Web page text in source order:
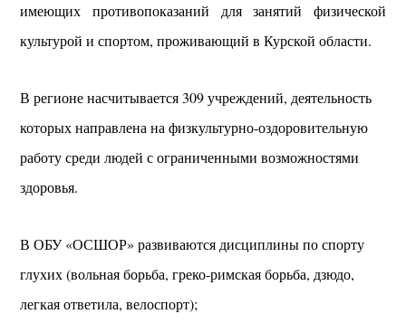
имеющих противопоказаний для занятий физической
культурой и спортом, проживающий в Курской области.
В регионе насчитывается 309 учреждений, деятельность
которых направлена на физкультурно-оздоровительную
работу среди людей с ограниченными возможностями
здоровья.
В ОБУ «ОСШОР» развиваются дисциплины по спорту
глухих (вольная борьба, греко-римская борьба, дзюдо,
легкая ответила, велоспорт);